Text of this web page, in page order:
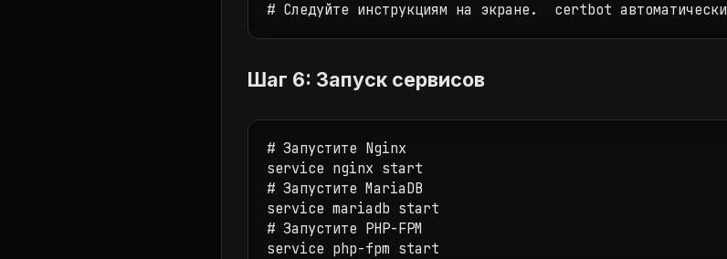
Шаг 6: Запуск сервисов
# Запустите Nginx
service nginx start
# Запустите MariaDB
service mariadb start
# Запустите PHP-FPM
service php-fpm start